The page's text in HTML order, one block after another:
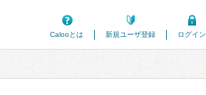
Calooとは
新規ユーザ登録 ログイン